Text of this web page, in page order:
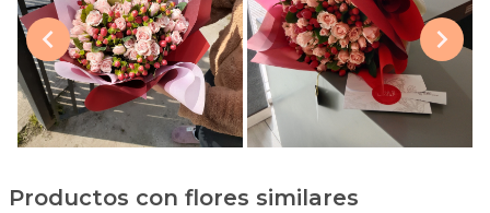
Productos con flores similares